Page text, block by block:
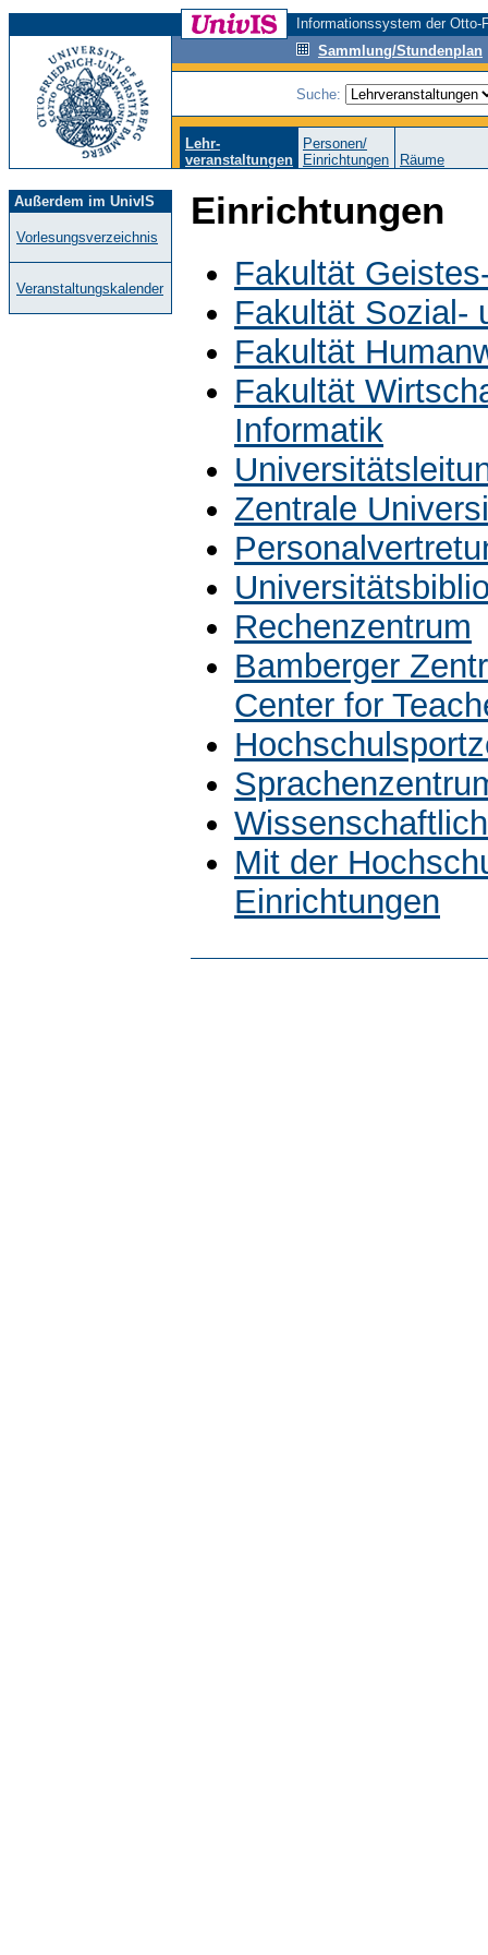
Informationssystem der
Sammlung/Stundenplan
Suche:
Lehr-
veranstaltungen
Personen/
Einrichtungen
Räume
Außerdem im UnivIS
Vorlesungsverzeichnis
Veranstaltungskalender
Einrichtungen
Fakultät
Fakultät Sozial-
Fakultät
Fakultät
Informatik
Zentrale
Rechenzentrum
Bamberger
Center for
Mit der
Einrichtungen